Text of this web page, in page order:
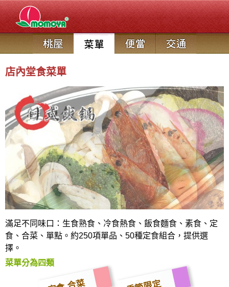
店內堂食菜單
滿足不同味口：生食熟食、冷食熱食、飯食麵食、素食、定
食、合菜、單點。約250項單品、50種定食組合，提供選
擇。
菜單分為四類